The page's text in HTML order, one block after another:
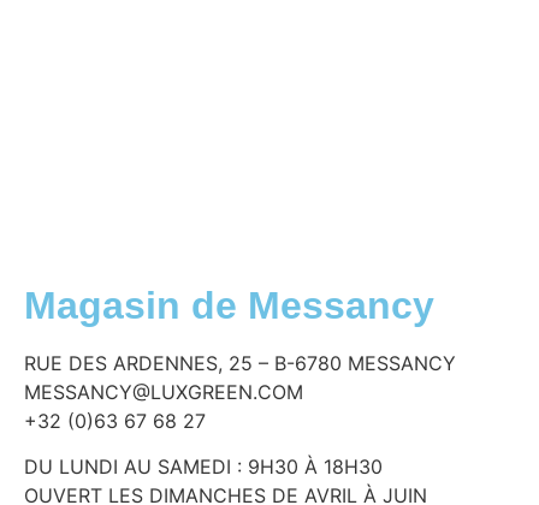
Magasin de Messancy
RUE DES ARDENNES, 25 – B-6780 MESSANCY
MESSANCY@LUXGREEN.COM
+32 (0)63 67 68 27
DU LUNDI AU SAMEDI : 9H30 À 18H30
OUVERT LES DIMANCHES DE AVRIL À JUIN